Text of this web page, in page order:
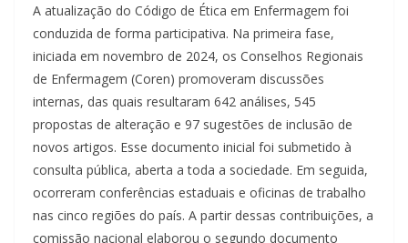
A atualização do Código de Ética em Enfermagem foi
conduzida de forma participativa. Na primeira fase,
iniciada em novembro de 2024, os Conselhos Regionais
de Enfermagem (Coren) promoveram discussões
internas, das quais resultaram 642 análises, 545
propostas de alteração e 97 sugestões de inclusão de
novos artigos. Esse documento inicial foi submetido à
consulta pública, aberta a toda a sociedade. Em seguida,
ocorreram conferências estaduais e oficinas de trabalho
nas cinco regiões do país. A partir dessas contribuições, a
comissão nacional elaborou o segundo documento